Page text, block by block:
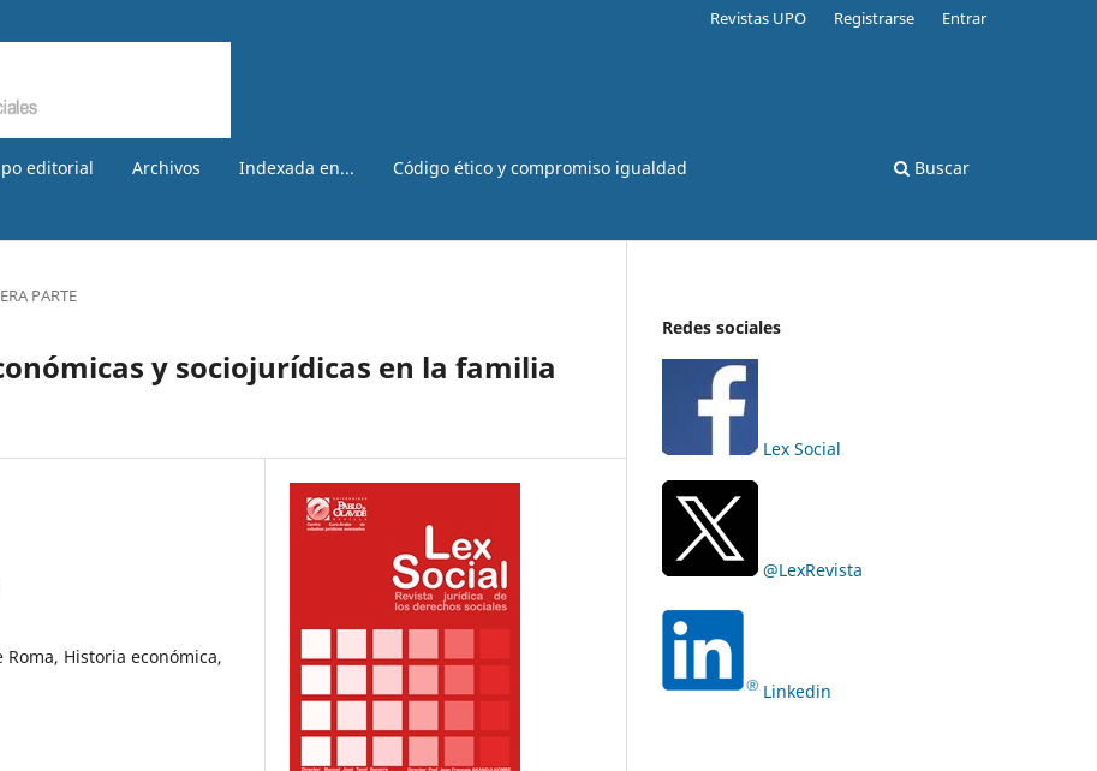
editorial Archivos Indexada en... Código ético y compromiso igualdad Buscar
Revistas UPO Registrarse Entrar
PARTE
y sociojurídicas en la familia
Historia económica,
Redes sociales
Lex Social
@LexRevista
Linkedin